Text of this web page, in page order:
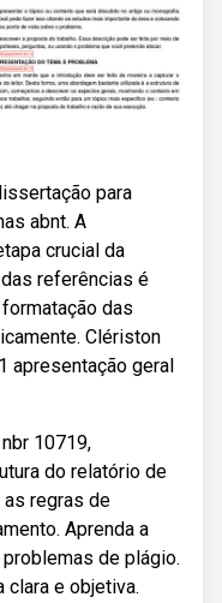
para
abnt. A
crucial da
referências é
das
Clériston
apresentação geral
10719,
do relatório de
as regras de
Aprenda a
de plágio.
clara e objetiva.